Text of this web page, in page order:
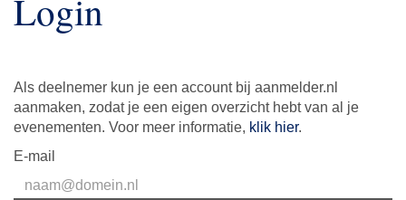
Login
Als deelnemer kun je een account bij aanmelder.nl
aanmaken, zodat je een eigen overzicht hebt van al je
evenementen. Voor meer informatie, klik hier.
E-mail